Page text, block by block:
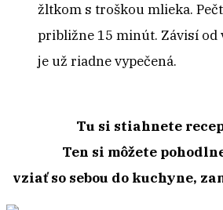
žltkom s troškou mlieka.
približne 15 minút. Závisí od
je už riadne vypečená.
Tu si stiahnete
Ten si môžete
vziať so sebou do kuchyne,